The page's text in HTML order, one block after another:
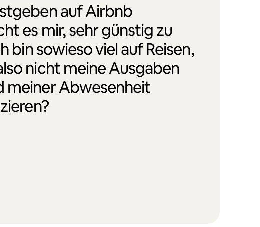
auf Airbnb
es mir, sehr günstig zu
bin sowieso viel auf Reisen,
nicht meine Ausgaben
meiner Abwesenheit